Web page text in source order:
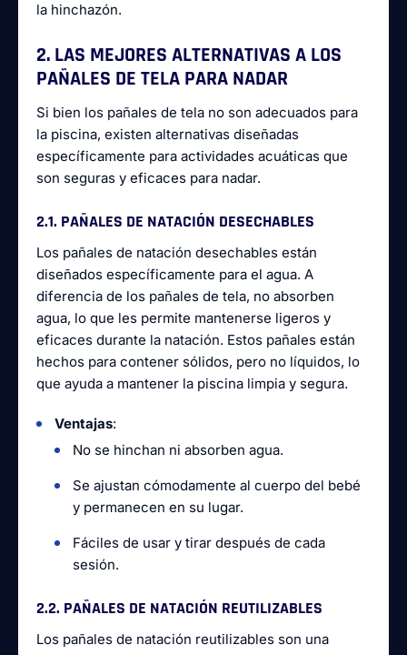
la hinchazón.
2. LAS MEJORES ALTERNATIVAS A LOS
PAÑALES DE TELA PARA NADAR
Si bien los pañales de tela no son adecuados para
la piscina, existen alternativas diseñadas
específicamente para actividades acuáticas que
son seguras y eficaces para nadar.
2.1. PAÑALES DE NATACIÓN DESECHABLES
Los pañales de natación desechables están
diseñados específicamente para el agua. A
diferencia de los pañales de tela, no absorben
agua, lo que les permite mantenerse ligeros y
eficaces durante la natación. Estos pañales están
hechos para contener sólidos, pero no líquidos, lo
que ayuda a mantener la piscina limpia y segura.
Ventajas:
No se hinchan ni absorben agua.
Se ajustan cómodamente al cuerpo del bebé
y permanecen en su lugar.
Fáciles de usar y tirar después de cada
sesión.
2.2. PAÑALES DE NATACIÓN REUTILIZABLES
Los pañales de natación reutilizables son una